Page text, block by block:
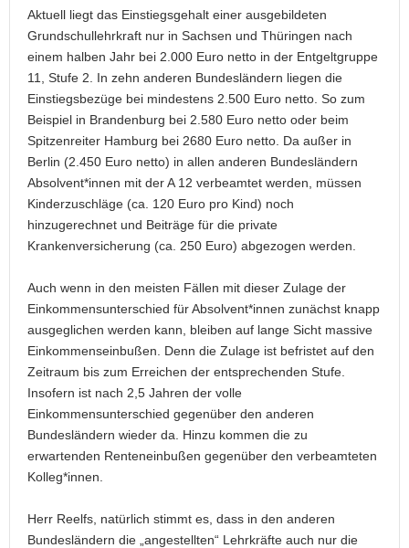
Aktuell liegt das Einstiegsgehalt einer ausgebildeten
Grundschullehrkraft nur in Sachsen und Thüringen nach
einem halben Jahr bei 2.000 Euro netto in der Entgeltgruppe
11, Stufe 2. In zehn anderen Bundesländern liegen die
Einstiegsbezüge bei mindestens 2.500 Euro netto. So zum
Beispiel in Brandenburg bei 2.580 Euro netto oder beim
Spitzenreiter Hamburg bei 2680 Euro netto. Da außer in
Berlin (2.450 Euro netto) in allen anderen Bundesländern
Absolvent*innen mit der A 12 verbeamtet werden, müssen
Kinderzuschläge (ca. 120 Euro pro Kind) noch
hinzugerechnet und Beiträge für die private
Krankenversicherung (ca. 250 Euro) abgezogen werden.
Auch wenn in den meisten Fällen mit dieser Zulage der
Einkommensunterschied für Absolvent*innen zunächst knapp
ausgeglichen werden kann, bleiben auf lange Sicht massive
Einkommenseinbußen. Denn die Zulage ist befristet auf den
Zeitraum bis zum Erreichen der entsprechenden Stufe.
Insofern ist nach 2,5 Jahren der volle
Einkommensunterschied gegenüber den anderen
Bundesländern wieder da. Hinzu kommen die zu
erwartenden Renteneinbußen gegenüber den verbeamteten
Kolleg*innen.
Herr Reelfs, natürlich stimmt es, dass in den anderen
Bundesländern die „angestellten“ Lehrkräfte auch nur die